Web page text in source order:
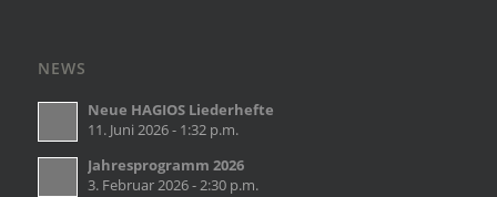
NEWS
Neue HAGIOS Liederhefte
11. Juni 2026 - 1:32 p.m.
Jahresprogramm 2026
3. Februar 2026 - 2:30 p.m.